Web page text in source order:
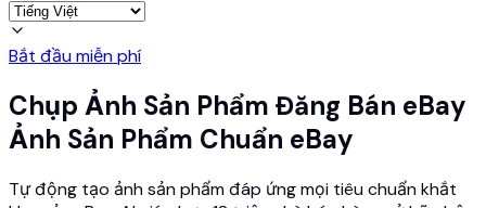
Bắt đầu miễn phí
Chụp Ảnh Sản Phẩm Đăng Bán eBay
Ảnh Sản Phẩm Chuẩn eBay
Tự động tạo ảnh sản phẩm đáp ứng mọi tiêu chuẩn khắt